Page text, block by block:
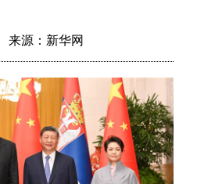
来源：新华网